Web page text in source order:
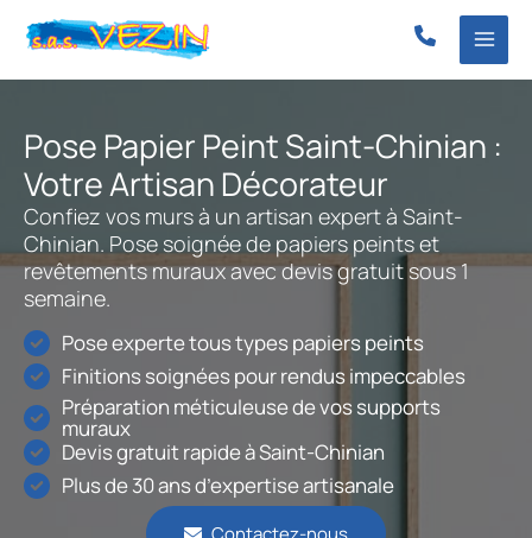
Pose Papier Peint Saint-Chinian :
Votre Artisan Décorateur
Confiez vos murs à un artisan expert à Saint-
Chinian. Pose soignée de papiers peints et
revêtements muraux avec devis gratuit sous 1
semaine.
Pose experte tous types papiers peints
Finitions soignées pour rendus impeccables
Préparation méticuleuse de vos supports
muraux
Devis gratuit rapide à Saint-Chinian
Plus de 30 ans d’expertise artisanale